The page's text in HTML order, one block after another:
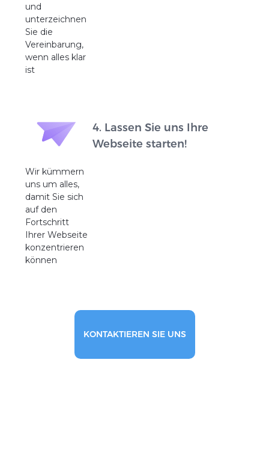
und
unterzeichnen
Sie die
Vereinbarung,
wenn alles klar
ist
4. Lassen Sie uns Ihre
Webseite starten!
Wir kümmern
uns um alles,
damit Sie sich
auf den
Fortschritt
Ihrer Webseite
konzentrieren
können
KONTAKTIEREN SIE UNS